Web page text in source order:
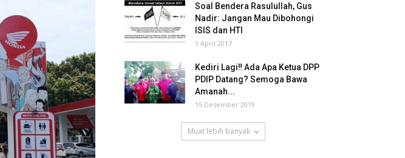
Soal Bendera Rasulullah, Gus
Nadir: Jangan Mau Dibohongi
ISIS dan HTI
1 April 2017
Kediri Lagi‼ Ada Apa Ketua DPP
PDIP Datang? Semoga Bawa
Amanah...
15 Desember 2019
Muat lebih banyak